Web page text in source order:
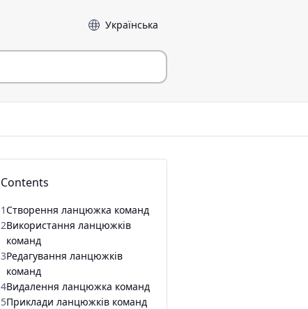
Мова
Contents
1Створення ланцюжка команд
2Використання ланцюжків
команд
3Редагування ланцюжків
команд
4Видалення ланцюжка команд
5Приклади ланцюжків команд